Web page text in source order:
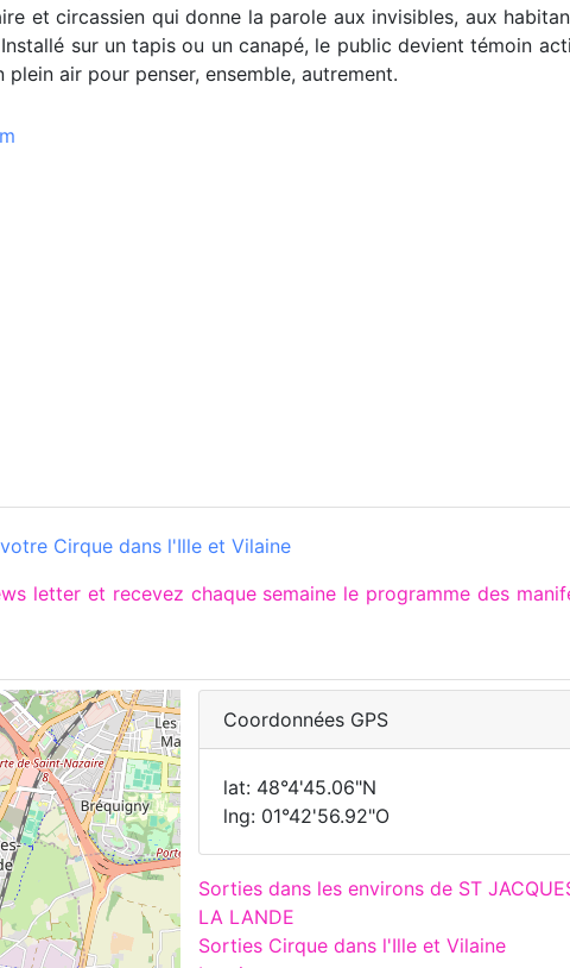
et circassien qui donne la parole aux invisibles, aux
sur un tapis ou un canapé, le public devient témoin
air pour penser, ensemble, autrement.
votre Cirque dans l'Ille et Vilaine
letter et recevez chaque semaine le programme des
Coordonnées GPS
lat: 48°4'45.06"N
lng: 01°42'56.92"O
Sorties dans les environs de ST
LA LANDE
Sorties Cirque dans l'Ille et Vilaine